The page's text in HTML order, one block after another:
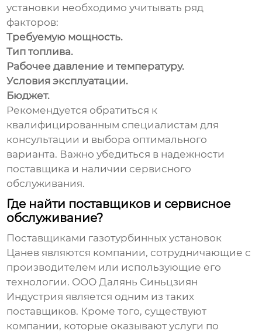
установки необходимо учитывать ряд
факторов:
Требуемую мощность.
Тип топлива.
Рабочее давление и температуру.
Условия эксплуатации.
Бюджет.
Рекомендуется обратиться к
квалифицированным специалистам для
консультации и выбора оптимального
варианта. Важно убедиться в надежности
поставщика и наличии сервисного
обслуживания.
Где найти поставщиков и сервисное
обслуживание?
Поставщиками газотурбинных установок
Цанев являются компании, сотрудничающие с
производителем или использующие его
технологии. ООО Далянь Синьцзиян
Индустрия является одним из таких
поставщиков. Кроме того, существуют
компании, которые оказывают услуги по